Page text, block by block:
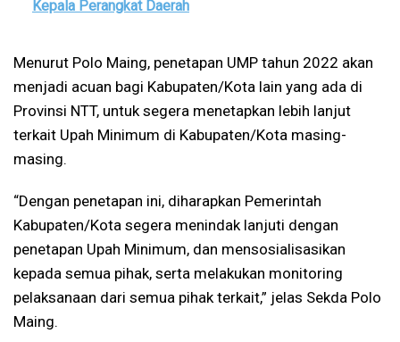
Kepala Perangkat Daerah
Menurut Polo Maing, penetapan UMP tahun 2022 akan
menjadi acuan bagi Kabupaten/Kota lain yang ada di
Provinsi NTT, untuk segera menetapkan lebih lanjut
terkait Upah Minimum di Kabupaten/Kota masing-
masing.
“Dengan penetapan ini, diharapkan Pemerintah
Kabupaten/Kota segera menindak lanjuti dengan
penetapan Upah Minimum, dan mensosialisasikan
kepada semua pihak, serta melakukan monitoring
pelaksanaan dari semua pihak terkait,” jelas Sekda Polo
Maing.